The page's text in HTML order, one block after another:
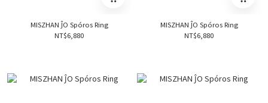
MISZHAN ĴO Spóros Ring
NT$6,880
MISZHAN ĴO Spóros Ring
NT$6,880